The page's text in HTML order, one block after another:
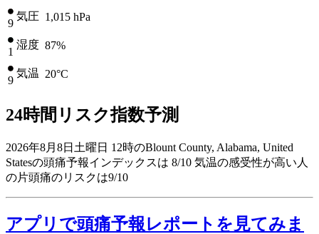
9
気圧 1,015 hPa
1
湿度 87%
9
気温 20°C
24時間リスク指数予測
2026年8月8日土曜日 12時のBlount County, Alabama, United
Statesの頭痛予報インデックスは 8/10 気温の感受性が高い人
の片頭痛のリスクは9/10
アプリで頭痛予報レポートを見てみま